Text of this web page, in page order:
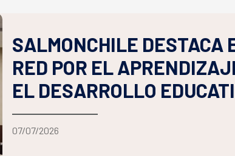
SALMONCHILE DESTACA
RED POR EL
EL DESARROLLO
07/07/2026